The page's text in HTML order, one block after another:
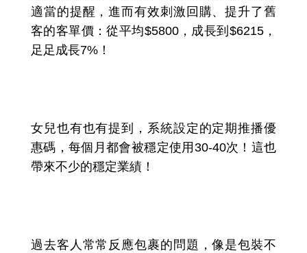
適當的提醒，進而有效刺激回購、提升了舊
客的客單價：從平均$5800，成長到$6215，
足足成長7%！
女兒也有也有提到，系統設定的定期推播優
惠碼，每個月都會被穩定使用30-40次！這也
帶來不少的穩定業績！
過去客人常常反應包裹的問題，像是包裝不